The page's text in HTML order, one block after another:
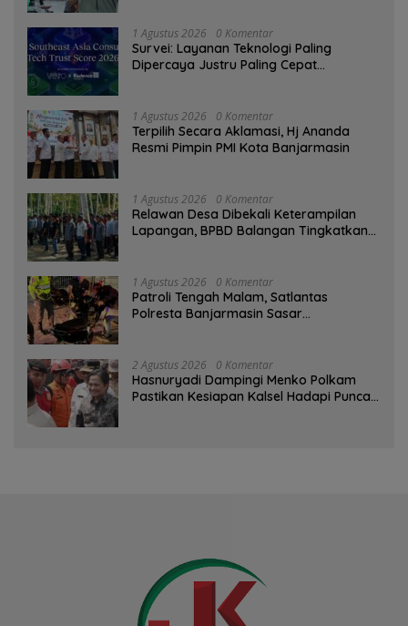
1 Agustus 2026 0 Komentar
Survei: Layanan Teknologi Paling
Dipercaya Justru Paling Cepat
1 Agustus 2026 0 Komentar
‎Terpilih Secara Aklamasi, Hj Ananda
Resmi Pimpin PMI Kota Banjarmasin
1 Agustus 2026 0 Komentar
Relawan Desa Dibekali Keterampilan
Lapangan, BPBD Balangan Tingkatkan
1 Agustus 2026 0 Komentar
Patroli Tengah Malam, Satlantas
Polresta Banjarmasin Sasar
2 Agustus 2026 0 Komentar
Hasnuryadi Dampingi Menko Polkam
Pastikan Kesiapan Kalsel Hadapi Puncak